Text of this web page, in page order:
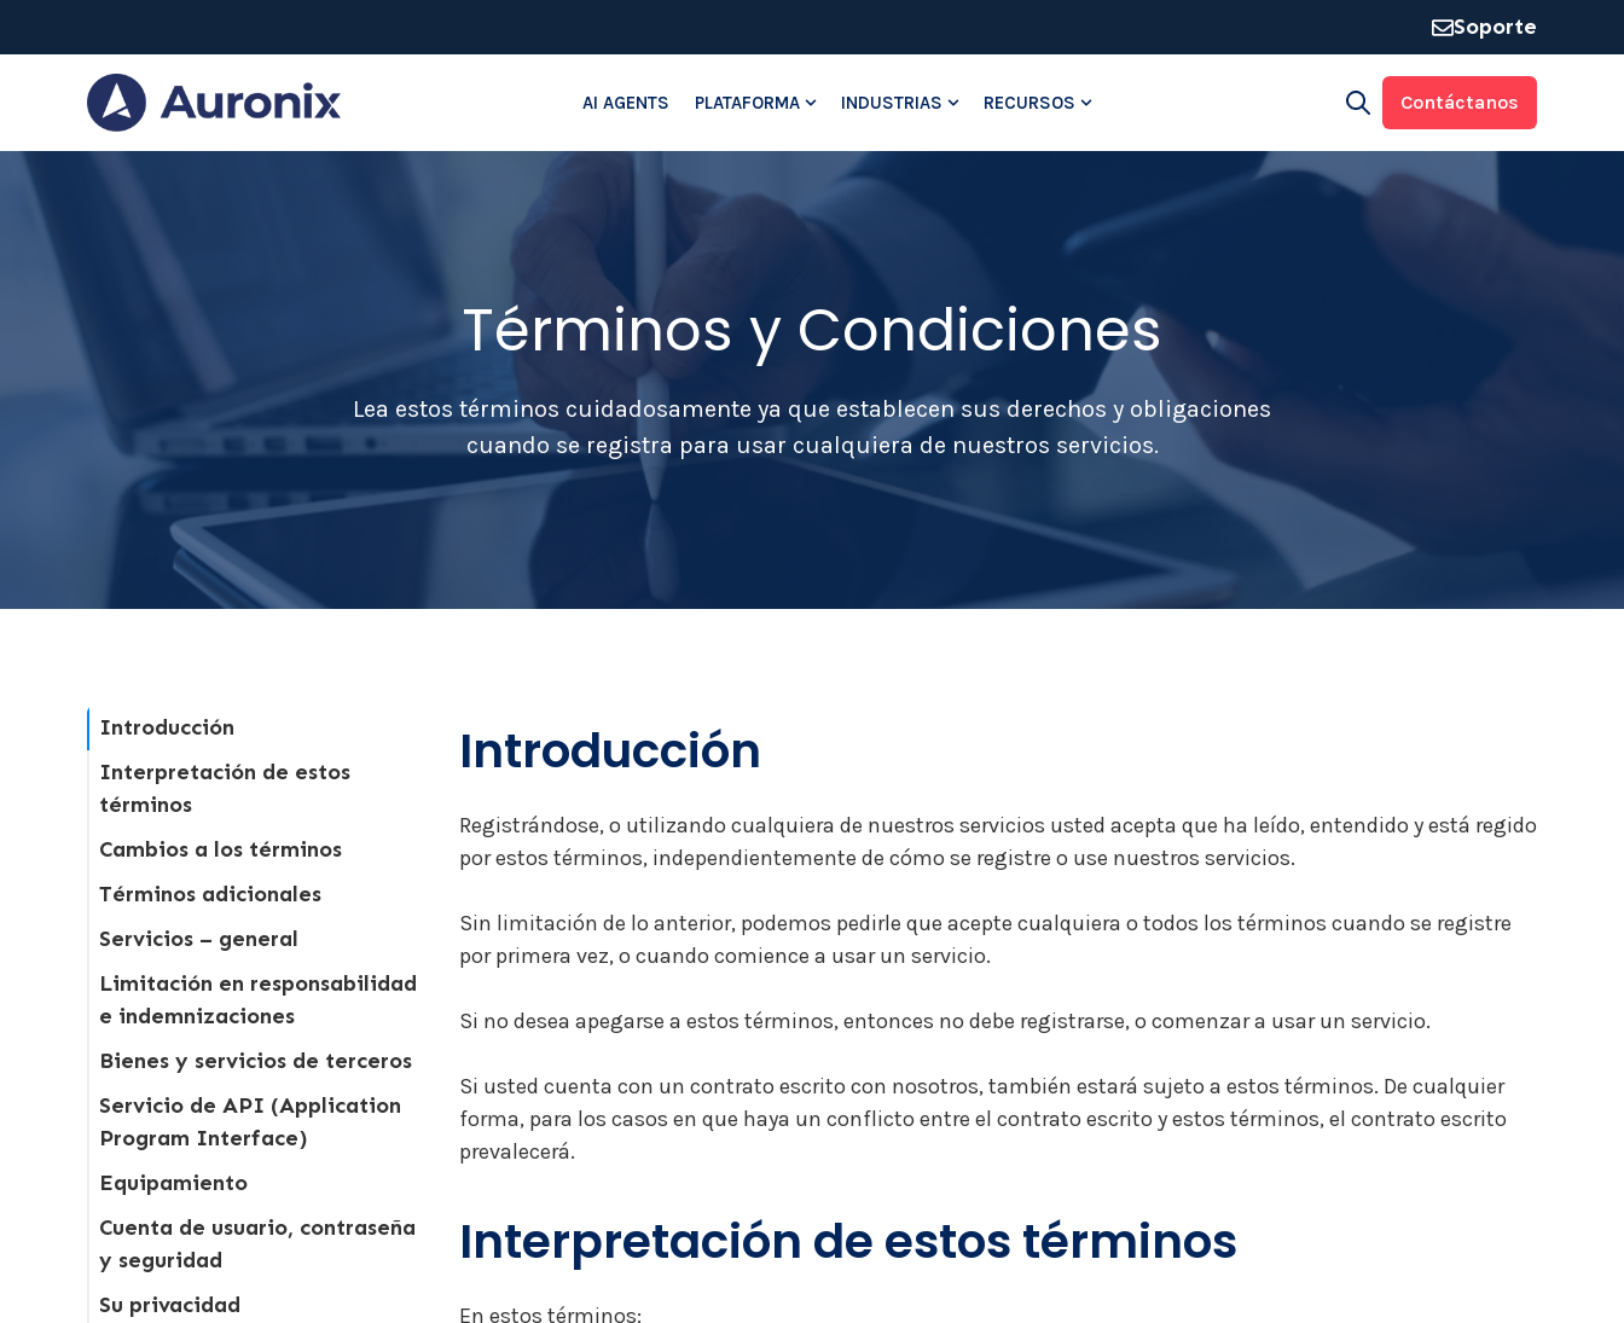
Soporte
AI AGENTS PLATAFORMA
Show submenu for Plataforma
INDUSTRIAS
Show submenu for Industrias
RECURSOS
Show submenu for RecursosOpen search
Contáctanos
Términos y Condiciones
Lea estos términos cuidadosamente ya que establecen sus derechos y obligaciones
cuando se registra para usar cualquiera de nuestros servicios.
Introducción
Interpretación de estos
términos
Cambios a los términos
Términos adicionales
Servicios – general
Limitación en responsabilidad
e indemnizaciones
Bienes y servicios de terceros
Servicio de API (Application
Program Interface)
Equipamiento
Cuenta de usuario, contraseña
y seguridad
Su privacidad
Introducción
Registrándose, o utilizando cualquiera de nuestros servicios usted acepta que ha leído, entendido y está regido
por estos términos, independientemente de cómo se registre o use nuestros servicios.
Sin limitación de lo anterior, podemos pedirle que acepte cualquiera o todos los términos cuando se registre
por primera vez, o cuando comience a usar un servicio.
Si no desea apegarse a estos términos, entonces no debe registrarse, o comenzar a usar un servicio.
Si usted cuenta con un contrato escrito con nosotros, también estará sujeto a estos términos. De cualquier
forma, para los casos en que haya un conflicto entre el contrato escrito y estos términos, el contrato escrito
prevalecerá.
Interpretación de estos términos
En estos términos: